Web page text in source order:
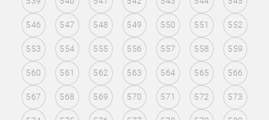
546 547 548 549 550 551 552
553 554 555 556 557 558 559
560 561 562 563 564 565 566
567 568 569 570 571 572 573